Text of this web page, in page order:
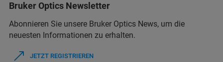
Bruker Optics Newsletter
Abonnieren Sie unsere Bruker Optics News, um die
neuesten Informationen zu erhalten.
JETZT REGISTRIEREN